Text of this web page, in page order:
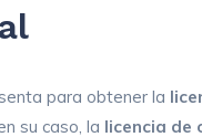
para obtener la
su caso, la licencia de